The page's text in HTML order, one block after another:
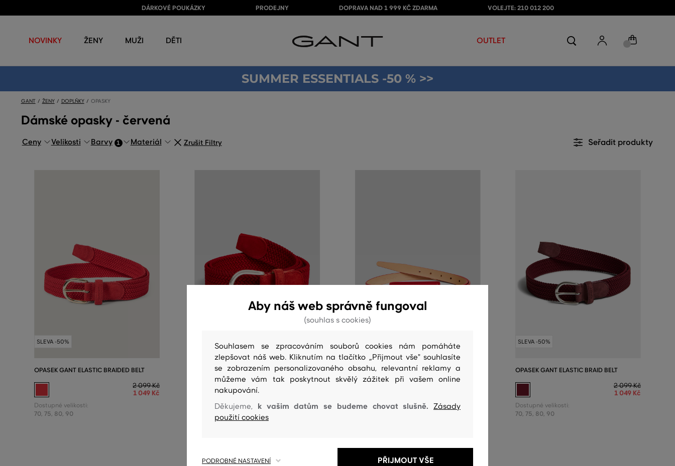
DÁRKOVÉ POUKÁZKY PRODEJNY DOPRAVA NAD 1 999 KČ ZDARMA VOLEJTE: 210 012 200
NOVINKY ŽENY MUŽI DĚTI OUTLET
SUMMER ESSENTIALS -50 % >>
GANT ŽENY DOPLŇKY OPASKY
Dámské opasky - červená
Ceny Velikosti Barvy 1 Materiál Zrušit Filtry Seřadit produkty
SLEVA -50%
OPASEK GANT ELASTIC BRAIDED BELT
2 099 Kč
1 049 Kč
Dostupné velikosti:
70, 75, 80, 90
SLEVA -50%
OPASEK GANT ELASTIC BRAID BELT
2 099 Kč
Dostupné velikosti:
POSLEDNÍ ŠANCE
OPASEK GANT COVERED BUCKLE LEATHER
SLIM BELT
SLEVA -50%
OPASEK GANT ELASTIC BRAID BELT
2 099 Kč
1 049 Kč
Dostupné velikosti:
70, 75, 80, 90
Aby náš web správně fungoval
(souhlas s cookies)
Souhlasem se zpracováním souborů cookies nám pomáháte
zlepšovat náš web. Kliknutím na tlačítko „Přijmout vše" souhlasíte
se zobrazením personalizovaného obsahu, relevantní reklamy a
můžeme vám tak poskytnout skvělý zážitek při vašem online
nakupování.
Děkujeme, k vašim datům se budeme chovat slušně. Zásady
použití cookies
PODROBNÉ NASTAVENÍ PŘIJMOUT VŠE